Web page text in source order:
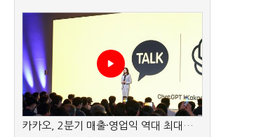
카카오, 2분기 매출·영업익 역대 최대…